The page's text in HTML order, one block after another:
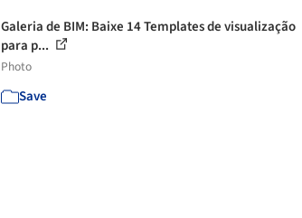
Galeria de BIM: Baixe 14 Templates de visualização
para p...
Photo
Save